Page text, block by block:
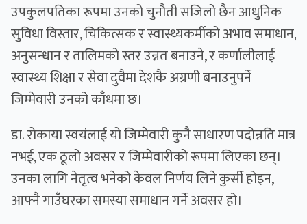
उपकुलपतिका रूपमा उनको चुनौती सजिलो छैन आधुनिक
सुविधा विस्तार, चिकित्सक र स्वास्थ्यकर्मीको अभाव समाधान,
अनुसन्धान र तालिमको स्तर उन्नत बनाउने, र कर्णालीलाई
स्वास्थ्य शिक्षा र सेवा दुवैमा देशकै अग्रणी बनाउनुपर्ने
जिम्मेवारी उनको काँधमा छ।
डा. रोकाया स्वयंलाई यो जिम्मेवारी कुनै साधारण पदोन्नति मात्र
नभई, एक ठूलो अवसर र जिम्मेवारीको रूपमा लिएका छन्।
उनका लागि नेतृत्व भनेको केवल निर्णय लिने कुर्सी होइन,
आफ्नै गाउँघरका समस्या समाधान गर्ने अवसर हो।